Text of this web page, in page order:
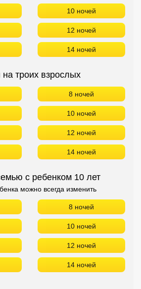
10 ночей
12 ночей
14 ночей
троих взрослых
8 ночей
10 ночей
12 ночей
14 ночей
с ребенком 10 лет
можно всегда изменить
8 ночей
10 ночей
12 ночей
14 ночей